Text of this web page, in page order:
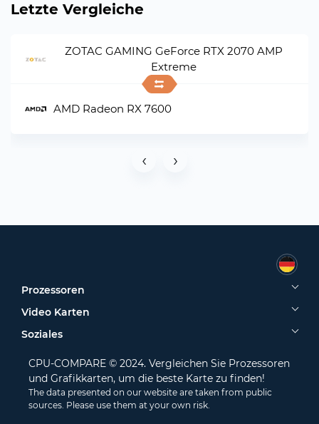
Letzte Vergleiche
ZOTAC GAMING GeForce RTX 2070 AMP
Extreme
AMD Radeon RX 7600
‹ ›
Prozessoren
Video Karten
Soziales
CPU-COMPARE © 2024. Vergleichen Sie Prozessoren
und Grafikkarten, um die beste Karte zu finden!
The data presented on our website are taken from public
sources. Please use them at your own risk.